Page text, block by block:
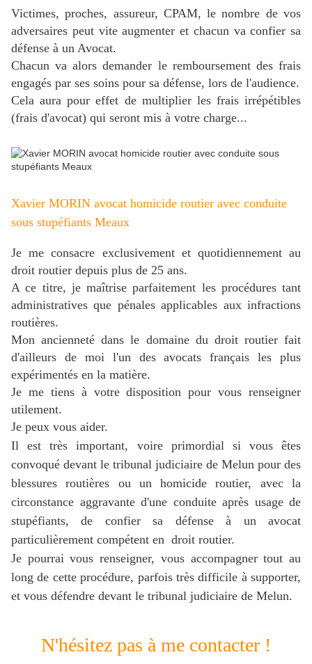
Victimes, proches, assureur, CPAM, le nombre de vos
adversaires peut vite augmenter et chacun va confier sa
défense à un Avocat.
Chacun va alors demander le remboursement des frais
engagés par ses soins pour sa défense, lors de l'audience.
Cela aura pour effet de multiplier les frais irrépétibles
(frais d'avocat) qui seront mis à votre charge...
Xavier MORIN avocat homicide routier avec conduite
sous stupéfiants Meaux
Je me consacre exclusivement et quotidiennement au
droit routier depuis plus de 25 ans.
A ce titre, je maîtrise parfaitement les procédures tant
administratives que pénales applicables aux infractions
routières.
Mon ancienneté dans le domaine du droit routier fait
d'ailleurs de moi l'un des avocats français les plus
expérimentés en la matière.
Je me tiens à votre disposition pour vous renseigner
utilement.
Je peux vous aider.
Il est très important, voire primordial si vous êtes
convoqué devant le tribunal judiciaire de Melun pour des
blessures routières ou un homicide routier, avec la
circonstance aggravante d'une conduite après usage de
stupéfiants, de confier sa défense à un avocat
particulièrement compétent en droit routier.
Je pourrai vous renseigner, vous accompagner tout au
long de cette procédure, parfois très difficile à supporter,
et vous défendre devant le tribunal judiciaire de Melun.
N'hésitez pas à me contacter !